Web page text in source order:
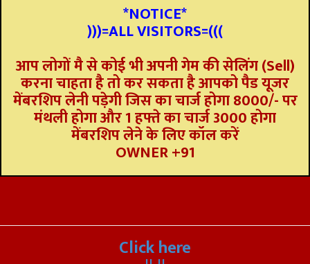
*NOTICE*
)))=ALL VISITORS=(((
आप लोगों मै से कोई भी अपनी गेम की सेलिंग (Sell)
करना चाहता है तो कर सकता है आपको पैड यूजर
मेंबरशिप लेनी पड़ेगी जिस का चार्ज होगा 8000/- पर
मंथली होगा और 1 हफ्ते का चार्ज 3000 होगा
मेंबरशिप लेने के लिए कॉल करें
OWNER +91
Click here